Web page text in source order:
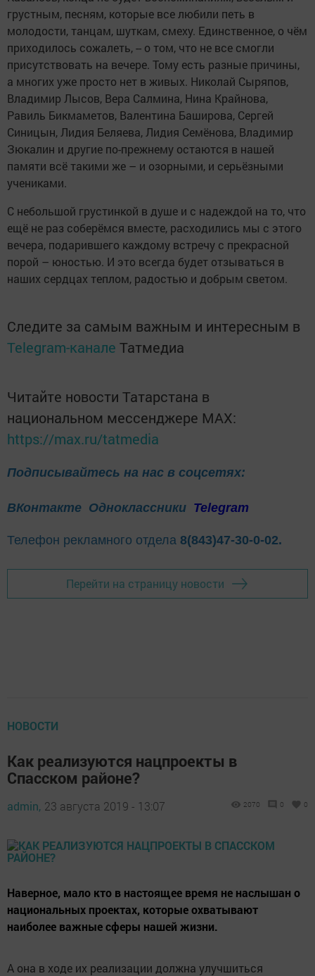
грустным, песням, которые все любили петь в
молодости, танцам, шуткам, смеху. Единственное, о чём
приходилось сожалеть, -- о том, что не все смогли
присутствовать на вечере. Тому есть разные причины,
а многих уже просто нет в живых. Николай Сыряпов,
Владимир Лысов, Вера Салмина, Нина Крайнова,
Равиль Бикмаметов, Валентина Баширова, Сергей
Синицын, Лидия Беляева, Лидия Семёнова, Владимир
Зюкалин и другие по-прежнему остаются в нашей
памяти всё такими же – и озорными, и серьёзными
учениками.
С небольшой грустинкой в душе и с надеждой на то, что
ещё не раз соберёмся вместе, расходились мы с этого
вечера, подарившего каждому встречу с прекрасной
порой – юностью. И это всегда будет отзываться в
наших сердцах теплом, радостью и добрым светом.
Следите за самым важным и интересным в
Telegram-канале Татмедиа
Читайте новости Татарстана в
национальном мессенджере MАХ:
https://max.ru/tatmedia
Подписывайтесь на нас в соцсетях:
ВКонтакте Одноклассники Telegram
Телефон рекламного отдела 8(843)47-30-0-02.
Перейти на страницу новости
НОВОСТИ
Как реализуются нацпроекты в
Спасском районе?
admin, 23 августа 2019 - 13:07 2070 0 0
Наверное, мало кто в настоящее время не наслышан о
национальных проектах, которые охватывают
наиболее важные сферы нашей жизни.
А она в ходе их реализации должна улучшиться